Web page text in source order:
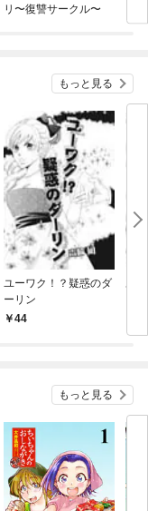
リ〜復讐サークル〜
今
もっと見る
ユーワク！？疑惑のダ
ーリン
44
あ
もっと見る